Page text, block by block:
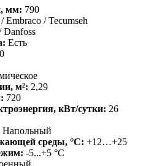
мм: 790
Embraco / Tecumseh
Danfoss
Есть
м²: 2,29
720
кВт/сутки: 26
Напольный
среды, °С: +12…+25
-5...+5 °C